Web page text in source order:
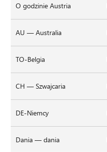
O godzinie Austria
AU — Australia
TO-Belgia
CH — Szwajcaria
DE-Niemcy
Dania — dania